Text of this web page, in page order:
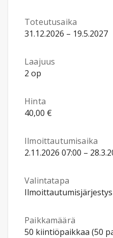
Toteutusaika
31.12.2026 – 19.5.2027
Laajuus
2 op
Hinta
40,00 €
Ilmoittautumisaika
2.11.2026 07:00 –
Valintatapa
Ilmoittautumisjärjestys
Paikkamäärä
50 kiintiöpaikkaa (50